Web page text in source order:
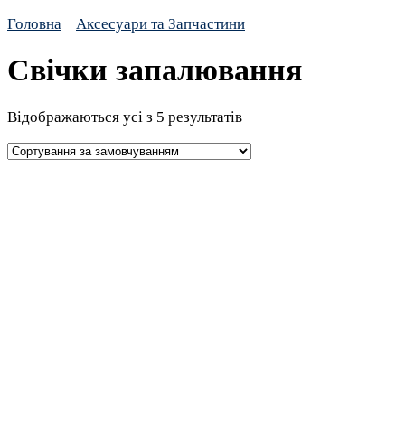
Головна
Аксесуари та Запчастини
Свічки запалювання
Відображаються усі з 5 результатів